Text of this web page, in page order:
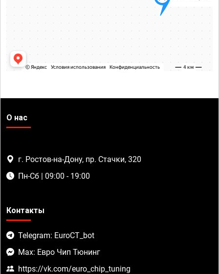
О нас
г. Ростов-на-Дону, пр. Стачки, 320
Пн-Сб | 09:00 - 19:00
Контакты
Telegram: EuroCT_bot
Max: Евро Чип Тюнинг
https://vk.com/euro_chip_tuning